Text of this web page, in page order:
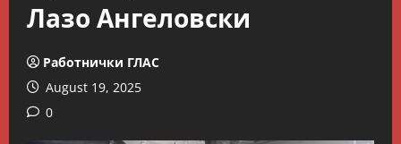
Лазо Ангеловски
Работнички ГЛАС
August 19, 2025
0